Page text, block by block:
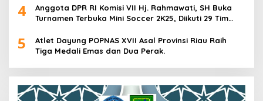
4
Anggota DPR RI Komisi VII Hj. Rahmawati, SH Buka
Turnamen Terbuka Mini Soccer 2K25, Diikuti 29 Tim
5
Atlet Dayung POPNAS XVII Asal Provinsi Riau Raih
Tiga Medali Emas dan Dua Perak.